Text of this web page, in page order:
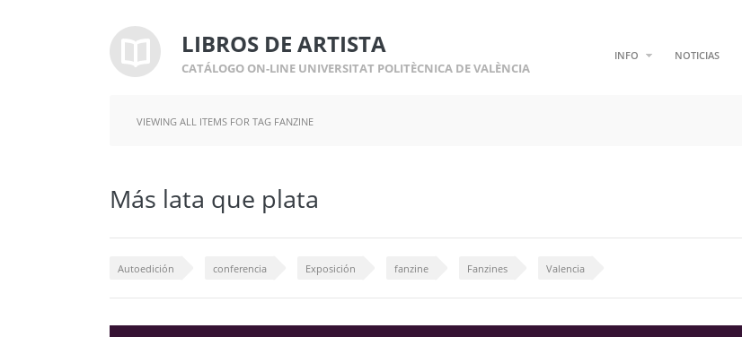
LIBROS DE ARTISTA
CATÁLOGO ON-LINE UNIVERSITAT POLITÈCNICA DE VALÈNCIA
INFO NOTICIAS
VIEWING ALL ITEMS FOR TAG FANZINE
Más lata que plata
Autoedición conferencia Exposición fanzine Fanzines Valencia